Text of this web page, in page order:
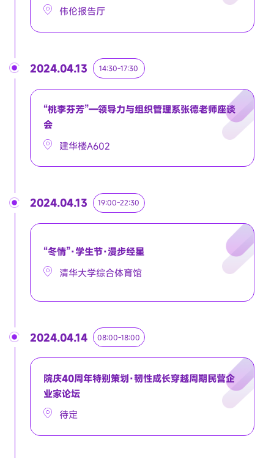
伟伦报告厅
2024.04.13 14:30-17:30
“桃李芬芳”—领导力与组织管理系张德老师座谈
会
建华楼A602
2024.04.13 19:00-22:30
“冬情”·学生节·漫步经星
清华大学综合体育馆
2024.04.14 08:00-18:00
院庆40周年特别策划·韧性成长穿越周期民营企
业家论坛
待定